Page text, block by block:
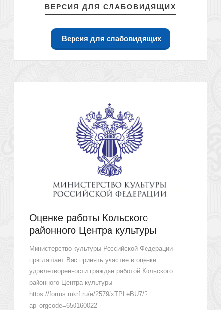
ВЕРСИЯ ДЛЯ СЛАБОВИДЯЩИХ
Версия для слабовидящих
Оценке работы Кольского
районного Центра культуры
Министерство культуры Российской Федерации
приглашает Вас принять участие в оценке
удовлетворенности граждан работой Кольского
районного Центра культуры
https://forms.mkrf.ru/e/2579/xTPLeBU7/?
ap_orgcode=650160022